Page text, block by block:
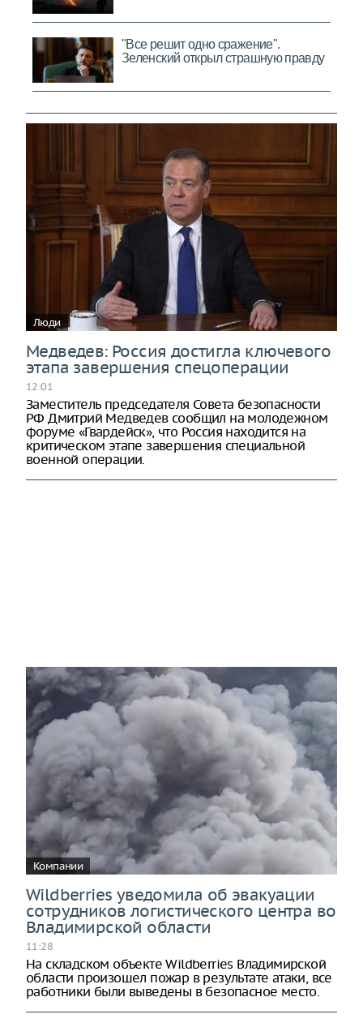
Люди
Медведев: Россия достигла ключевого
этапа завершения спецоперации
12:01
Заместитель председателя Совета безопасности
РФ Дмитрий Медведев сообщил на молодежном
форуме «Гвардейск», что Россия находится на
критическом этапе завершения специальной
военной операции.
Компании
Wildberries уведомила об эвакуации
сотрудников логистического центра во
Владимирской области
11:28
На складском объекте Wildberries Владимирской
области произошел пожар в результате атаки, все
работники были выведены в безопасное место.